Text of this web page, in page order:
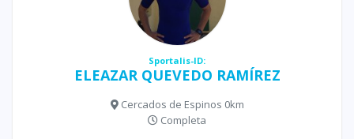
Sportalis-ID:
ELEAZAR QUEVEDO RAMÍREZ
Cercados de Espinos 0km
Completa